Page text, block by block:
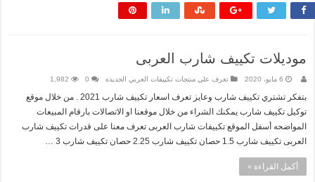
موديلات تكييف شارب العربى
6 مايو، 2020 تعرف علي منتجات تكييفات العربي الجديده 0
1,982
بتفكر تشتري تكييف شارب وعايز تعرف اسعار تكييف شارب 2021 . من خلال موقع
توكيل تكييف شارب يمكنك الشراء من خلال موقعنا او الاتصالات بارقام المبيعات
المواضحه أسفل الموقع تكييفات شارب العربى تعرف معنا على قدرات تكييف شارب
العربى تكييف شارب 1.5 حصان تكييف شارب 2.25 حصان تكييف شارب 3 …
أكمل القراءة »